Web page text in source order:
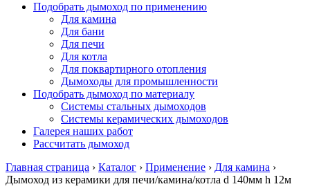
Подобрать дымоход по применению
Для камина
Для бани
Для печи
Для котла
Для поквартирного отопления
Дымоходы для промышленности
Подобрать дымоход по материалу
Системы стальных дымоходов
Системы керамических дымоходов
Галерея наших работ
Рассчитать дымоход
Главная страница › Каталог › Применение › Для камина ›
Дымоход из керамики для печи/камина/котла d 140мм h 12м